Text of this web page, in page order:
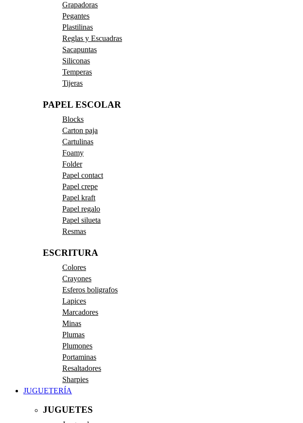
Grapadoras
Pegantes
Plastilinas
Reglas y Escuadras
Sacapuntas
Siliconas
Temperas
Tijeras
PAPEL ESCOLAR
Blocks
Carton paja
Cartulinas
Foamy
Folder
Papel contact
Papel crepe
Papel kraft
Papel regalo
Papel silueta
Resmas
ESCRITURA
Colores
Crayones
Esferos boligrafos
Lapices
Marcadores
Minas
Plumas
Plumones
Portaminas
Resaltadores
Sharpies
JUGUETERÍA
JUGUETES